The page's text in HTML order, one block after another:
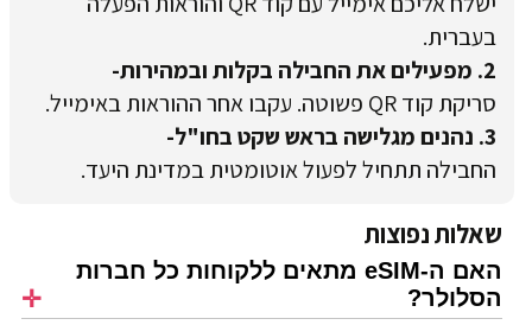
בעברית.
2. מפעילים את החבילה בקלות ובמהירות-
סריקת קוד QR פשוטה. עקבו אחר ההוראות באימייל.
3. נהנים מגלישה בראש שקט בחו"ל-
החבילה תתחיל לפעול אוטומטית במדינת היעד.
שאלות נפוצות
האם ה-eSIM מתאים ללקוחות כל חברות
הסלולר?